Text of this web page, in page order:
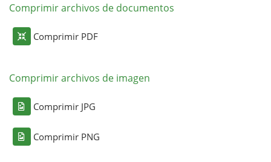
Comprimir archivos de documentos
Comprimir PDF
Comprimir archivos de imagen
Comprimir JPG
Comprimir PNG